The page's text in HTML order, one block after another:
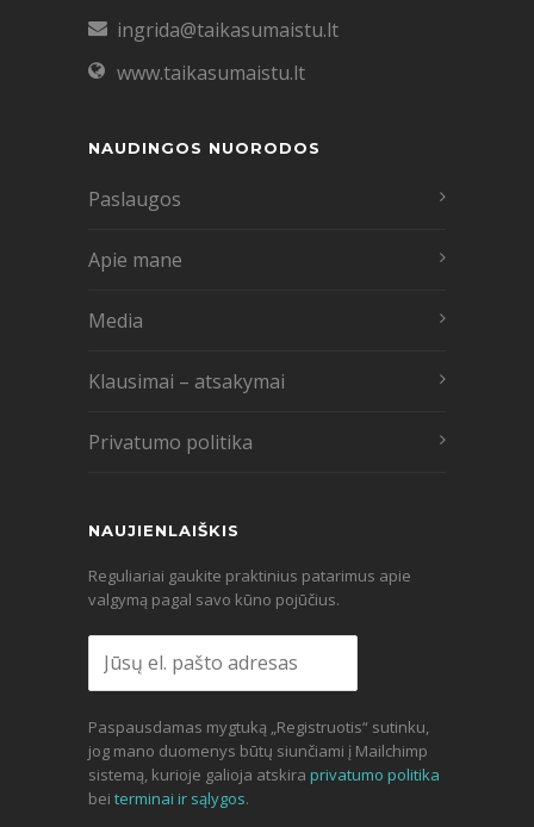
ingrida@taikasumaistu.lt
www.taikasumaistu.lt
NAUDINGOS NUORODOS
Paslaugos
Apie mane
Media
Klausimai – atsakymai
Privatumo politika
NAUJIENLAIŠKIS
Reguliariai gaukite praktinius patarimus apie
valgymą pagal savo kūno pojūčius.
Paspausdamas mygtuką „Registruotis“ sutinku,
jog mano duomenys būtų siunčiami į Mailchimp
sistemą, kurioje galioja atskira privatumo politika
bei terminai ir sąlygos.